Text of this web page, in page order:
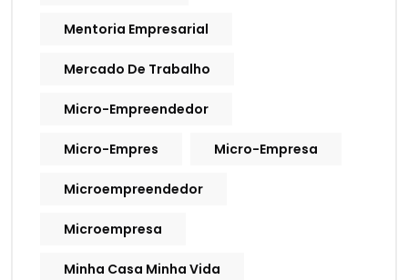
Mentoria Empresarial
Mercado De Trabalho
Micro-Empreendedor
Micro-Empres Micro-Empresa
Microempreendedor
Microempresa
Minha Casa Minha Vida